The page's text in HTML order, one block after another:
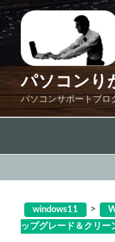
コ
ン
テ
ス
プ
パソコンり
パソコンサポートブロ
windows11 >
ップグレード＆クリー